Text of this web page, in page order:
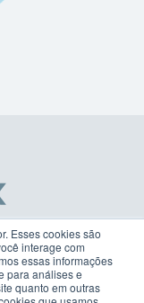
Esses cookies são
interage com
essas informações
para análises e
quanto em outras